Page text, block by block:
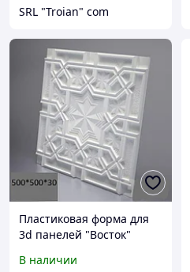
SRL "Troian" сom
Пластиковая форма для
3d панелей "Восток"
панелей из абс пластика)
В наличии